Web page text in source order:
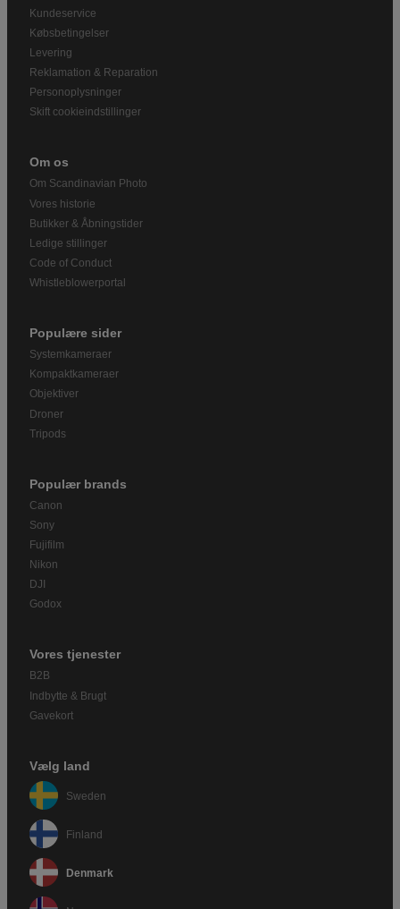
Kundeservice
Købsbetingelser
Levering
Reklamation & Reparation
Personoplysninger
Skift cookieindstillinger
Om os
Om Scandinavian Photo
Vores historie
Butikker & Åbningstider
Ledige stillinger
Code of Conduct
Whistleblowerportal
Populære sider
Systemkameraer
Kompaktkameraer
Objektiver
Droner
Tripods
Populær brands
Canon
Sony
Fujifilm
Nikon
DJI
Godox
Vores tjenester
B2B
Indbytte & Brugt
Gavekort
Vælg land
Sweden
Finland
Denmark